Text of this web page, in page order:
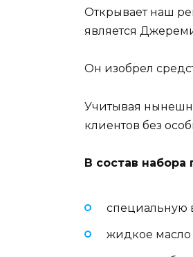
Открывает наш
является
Он изобрел
Учитывая
клиентов без
В состав
специальную
жидкое масло